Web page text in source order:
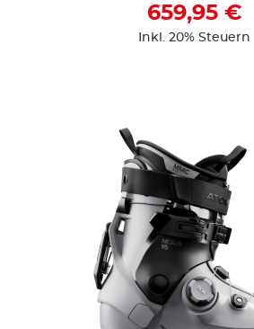
659,95 €
Inkl. 20% Steuern
ZUR DETAILSEITE